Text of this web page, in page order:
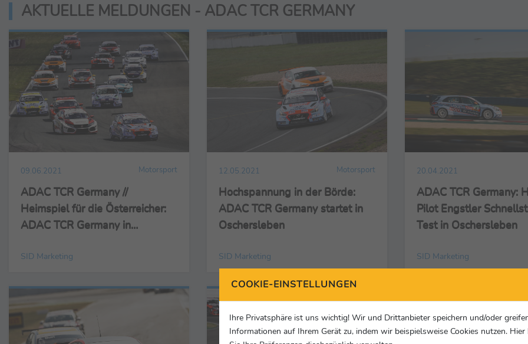
AKTUELLE MELDUNGEN - ADAC TCR GERMANY
09.06.2021 Motorsport
ADAC TCR Germany //
Heimspiel für die Österreicher:
ADAC TCR Germany in
SID Marketing
12.05.2021 Motorsport
Hochspannung in der Börde:
ADAC TCR Germany startet in
Oschersleben
SID Marketing
20.04.2021
ADAC TCR Germany:
Pilot Engstler
Test in Oschersleben
SID Marketing
COOKIE-EINSTELLUNGEN
Ihre Privatsphäre ist uns wichtig! Wir und Drittanbieter speichern und/oder
Informationen auf Ihrem Gerät zu, indem wir beispielsweise Cookies nutzen. Hier